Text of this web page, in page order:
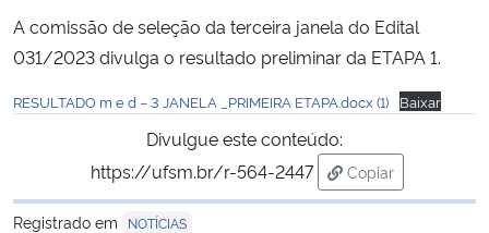
Ministério do Meio Ambiente
Ministério do Turismo
Ministério do Desenvolvimento Regional
Controladoria-Geral da União
A comissão de seleção da terceira janela do Edital
031/2023 divulga o resultado preliminar da ETAPA 1.
RESULTADO m e d – 3 JANELA _PRIMEIRA ETAPA.docx (1) Baixar
Divulgue este conteúdo:
https://ufsm.br/r-564-2447
Copiar
para área de
Registrado em
NOTÍCIAS